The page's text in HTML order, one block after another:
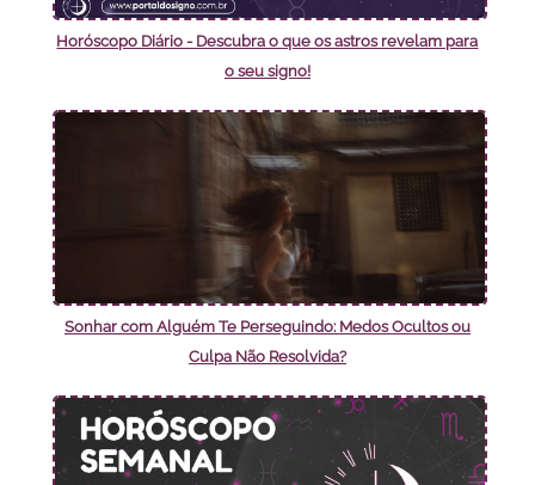
Horóscopo Diário - Descubra o que os astros revelam para
o seu signo!
Sonhar com Alguém Te Perseguindo: Medos Ocultos ou
Culpa Não Resolvida?